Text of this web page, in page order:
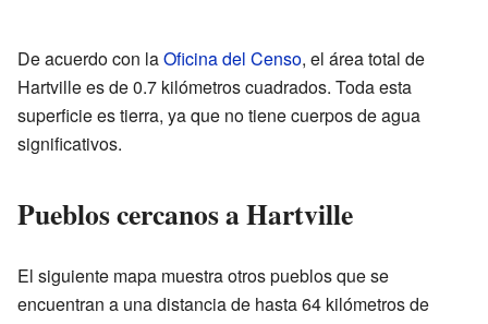
De acuerdo con laOficina del Censo, el área total de
Hartville es de 0.7 kilómetros cuadrados. Toda esta
superficie es tierra, ya que no tiene cuerpos de agua
significativos.
Pueblos cercanos a Hartville
El siguiente mapa muestra otros pueblos que se
encuentran a una distancia de hasta 64 kilómetros de